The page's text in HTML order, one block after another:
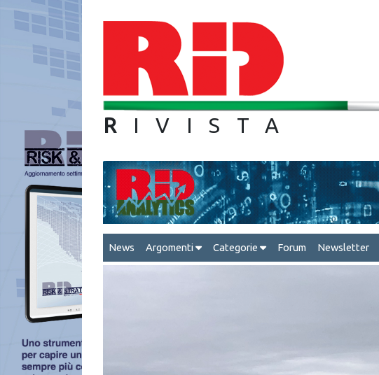
R IVISTA
News Argomenti Categorie Forum Newsletter